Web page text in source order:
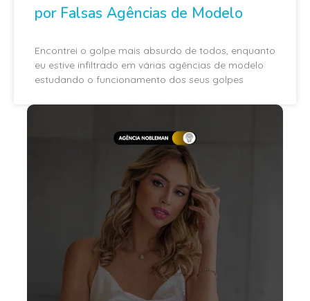
por Falsas Agências de Modelo
Encontrei o golpe mais absurdo de todos, enquanto
eu estive infiltrado em várias agências de modelo
estudando o funcionamento dos seus golpes